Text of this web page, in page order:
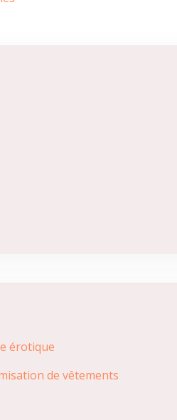
érotique
de vêtements